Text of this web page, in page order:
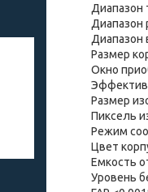
Диапазон
Диапазон
Диапазон
Размер
Окно
Размер
Пиксель
Режим
Цвет
Емкость
Уровень